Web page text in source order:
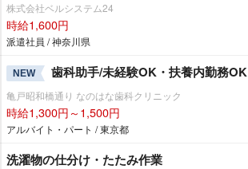
株式会社ベルシステム24
時給1,600円
派遣社員 / 神奈川県
NEW 歯科助手/未経験OK・扶養内勤務OK
亀戸昭和橋通り なのはな歯科クリニック
時給1,300円～1,500円
アルバイト・パート / 東京都
洗濯物の仕分け・たたみ作業